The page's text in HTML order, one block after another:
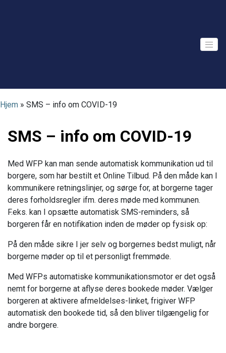
Hjem » SMS – info om COVID-19
SMS – info om COVID-19
Med WFP kan man sende automatisk kommunikation ud til
borgere, som har bestilt et Online Tilbud. På den måde kan I
kommunikere retningslinjer, og sørge for, at borgerne tager
deres forholdsregler ifm. deres møde med kommunen.
F.eks. kan I opsætte automatisk SMS-reminders, så
borgeren får en notifikation inden de møder op fysisk op:
På den måde sikre I jer selv og borgernes bedst muligt, når
borgerne møder op til et personligt fremmøde.
Med WFPs automatiske kommunikationsmotor er det også
nemt for borgerne at aflyse deres bookede møder. Vælger
borgeren at aktivere afmeldelses-linket, frigiver WFP
automatisk den bookede tid, så den bliver tilgængelig for
andre borgere.